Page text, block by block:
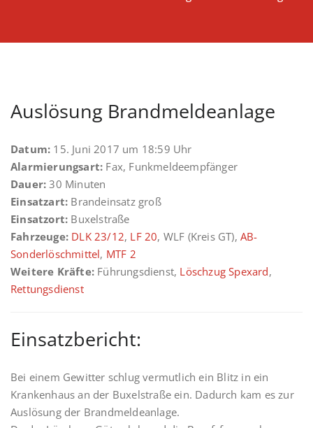
Auslösung Brandmeldeanlage
Datum: 15. Juni 2017 um 18:59 Uhr
Alarmierungsart: Fax, Funkmeldeempfänger
Dauer: 30 Minuten
Einsatzart: Brandeinsatz groß
Einsatzort: Buxelstraße
Fahrzeuge: DLK 23/12, LF 20, WLF (Kreis GT),AB-
Sonderlöschmittel, MTF 2
Weitere Kräfte: Führungsdienst, Löschzug Spexard,
Rettungsdienst
Einsatzbericht:
Bei einem Gewitter schlug vermutlich ein Blitz in ein
Krankenhaus an der Buxelstraße ein. Dadurch kam es zur
Auslösung der Brandmeldeanlage.